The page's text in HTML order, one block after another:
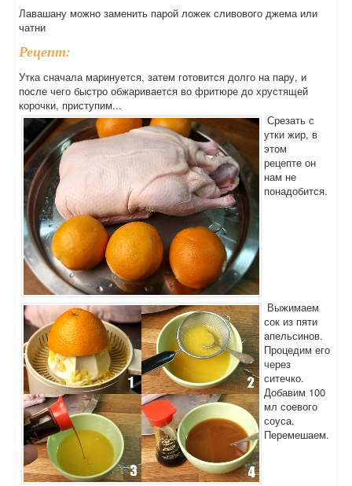
Лавашану можно заменить парой ложек сливового джема или
чатни
Рецепт:
Утка сначала маринуется, затем готовится долго на пару, и
после чего быстро обжаривается во фритюре до хрустящей
корочки, приступим...
Срезать с
утки жир, в
этом
рецепте он
нам не
понадобится.
Выжимаем
сок из пяти
апельсинов.
Процедим его
через
ситечко.
Добавим 100
мл соевого
соуса.
Перемешаем.